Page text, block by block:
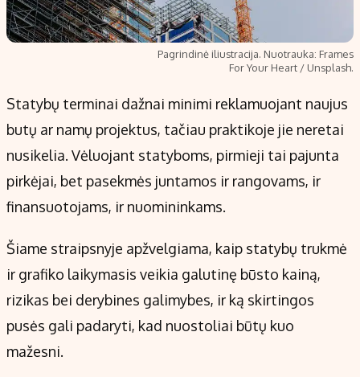
Redakcija
Apie mus
Turinio žymėjimo taisyklės
Kontaktai
Regionų naujienos
Indėlių palūkanos
Pagrindinė iliustracija. Nuotrauka: Frames
For Your Heart / Unsplash.
Statybų terminai dažnai minimi reklamuojant naujus
butų ar namų projektus, tačiau praktikoje jie neretai
nusikelia. Vėluojant statyboms, pirmieji tai pajunta
pirkėjai, bet pasekmės juntamos ir rangovams, ir
finansuotojams, ir nuomininkams.
Šiame straipsnyje apžvelgiama, kaip statybų trukmė
ir grafiko laikymasis veikia galutinę būsto kainą,
rizikas bei derybines galimybes, ir ką skirtingos
pusės gali padaryti, kad nuostoliai būtų kuo
mažesni.